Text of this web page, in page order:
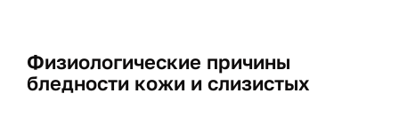
Физиологические причины
бледности кожи и слизистых